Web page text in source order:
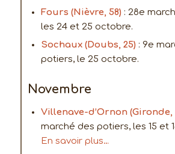
Fours (Nièvre, 58) : 28e
les 24 et 25 octobre.
Sochaux (Doubs, 25) : 9e
potiers, le 25 octobre.
Novembre
Villenave-d’Ornon (Gironde,
marché des potiers, les 15 et
En savoir plus…